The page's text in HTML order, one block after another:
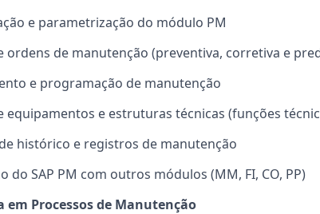
e parametrização do módulo PM
ordens de manutenção (preventiva, corretiva e
e programação de manutenção
equipamentos e estruturas técnicas (funções
histórico e registros de manutenção
do SAP PM com outros módulos (MM, FI, CO, PP)
em Processos de Manutenção